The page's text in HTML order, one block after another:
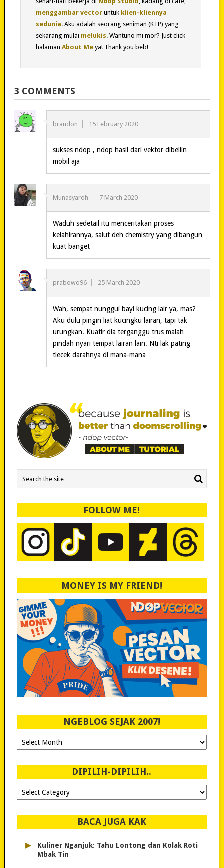
menggambar vectoruntuk klien-kliennya
sedunia. Aku adalah seorang seniman (KTP) yang
sekarang mulai melukis. Wantuno mi mor? Just click
halaman About Meya! Thank you beb!
3 COMMENTS
brandon 15 February 2020
sukses ndop , ndop hasil dari vektor dibeliin
mobil aja
Munasyaroh 7 March 2020
Waduh sedetail itu menceritakan proses
kelahirannya, salut deh chemistry yang dibangun
kuat banget
prabowo96 25 March 2020
Wah, sempat nunggui bayi kucing lair ya, mas?
Aku dulu pingin liat kucingku lairan, tapi tak
urungkan. Kuatir dia terganggu trus malah
pindah nyari tempat lairan lain. Nti lak pating
tlecek darahnya di mana-mana
FOLLOW ME!
MONEY IS MY FRIEND!
NGEBLOG SEJAK 2007!
Ngeblog
Sejak
DIPILIH-DIPILIH..
Dipilih-
dipilih..
BACA JUGA KAK
▸
Kuliner Nganjuk: Tahu Lontong dan Kolak Roti
Mbak Tin